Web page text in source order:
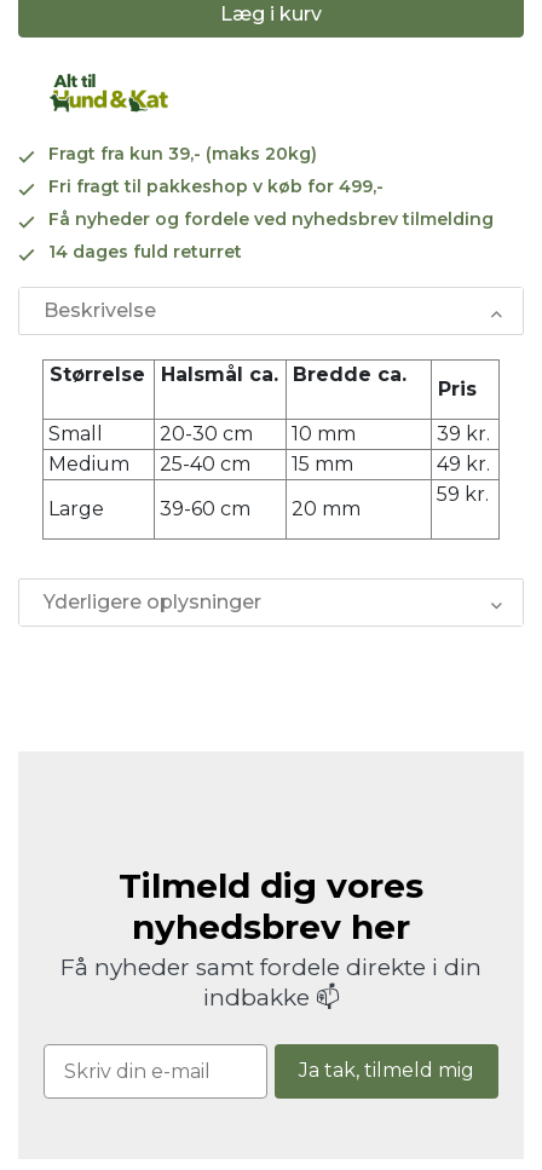
Læg i kurv
Fragt fra kun 39,- (maks 20kg)
Fri fragt til pakkeshop v køb for 499,-
Få nyheder og fordele ved nyhedsbrev tilmelding
14 dages fuld returret
Beskrivelse
Størrelse Halsmål ca. Bredde ca.
Pris
Small
20-30 cm 10 mm
39 kr.
Medium
25-40 cm 15 mm
49 kr.
Large
39-60 cm 20 mm
59 kr.
Yderligere oplysninger
Tilmeld dig vores
nyhedsbrev her
Få nyheder samt fordele direkte i din
indbakke 📫
Ja tak, tilmeld mig